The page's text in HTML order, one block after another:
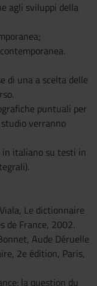
agli sviluppi della
di una a scelta delle
puntuali per
verranno
in italiano su testi in
Le dictionnaire
de France, 2002.
Aude Déruelle
2e édition, Paris,
la question du